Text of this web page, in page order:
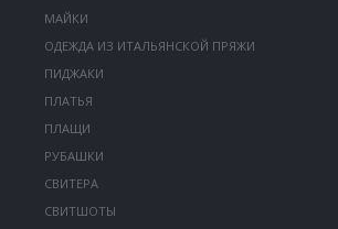
МАЙКИ
ОДЕЖДА ИЗ ИТАЛЬЯНСКОЙ ПРЯЖИ
ПИДЖАКИ
ПЛАТЬЯ
ПЛАЩИ
РУБАШКИ
СВИТЕРА
СВИТШОТЫ